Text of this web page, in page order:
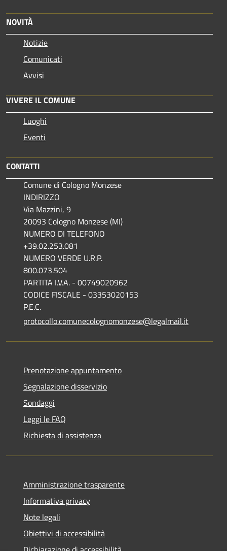
NOVITÀ
Notizie
Comunicati
Avvisi
VIVERE IL COMUNE
Luoghi
Eventi
CONTATTI
Comune di Cologno Monzese
INDIRIZZO
Via Mazzini, 9
20093 Cologno Monzese (MI)
NUMERO DI TELEFONO
+39.02.253.081
NUMERO VERDE U.R.P.
800.073.504
PARTITA I.V.A. - 00749020962
CODICE FISCALE - 03353020153
P.E.C.
protocollo.comunecolognomonzese@legalmail.it
Prenotazione appuntamento
Segnalazione disservizio
Sondaggi
Leggi le FAQ
Richiesta di assistenza
Amministrazione trasparente
Informativa privacy
Note legali
Obiettivi di accessibilità